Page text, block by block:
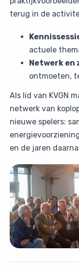
terug in de
actuele
Netwerk
ontmoeten,
Als lid van KVGN
netwerk van
nieuwe spelers:
en de jaren